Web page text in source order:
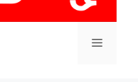
Menu